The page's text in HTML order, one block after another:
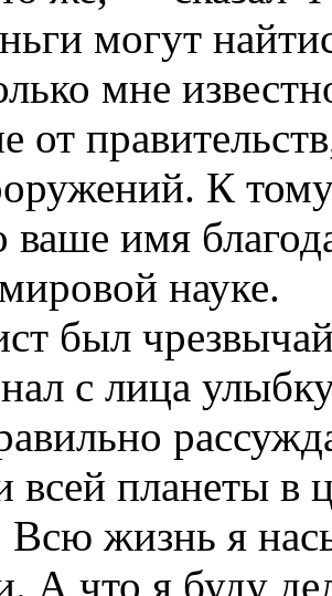
могут
мне
от
К
ваше имя
науке.
был
с лица
всей планеты в
Всю жизнь я
А что я буду